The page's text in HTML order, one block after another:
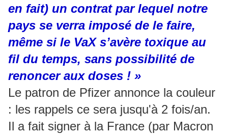
en fait) un contrat par lequel notre
pays se verra imposé de le faire,
même si le VaX s’avère toxique au
fil du temps, sans possibilité de
renoncer aux doses ! »
Le patron de Pfizer annonce la couleur
: les rappels ce sera jusqu'à 2 fois/an.
Il a fait signer à la France (par Macron